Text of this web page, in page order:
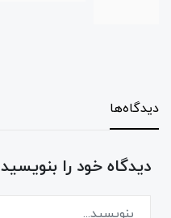
دیدگاه‌ها
دیدگاه خود را بنویسید